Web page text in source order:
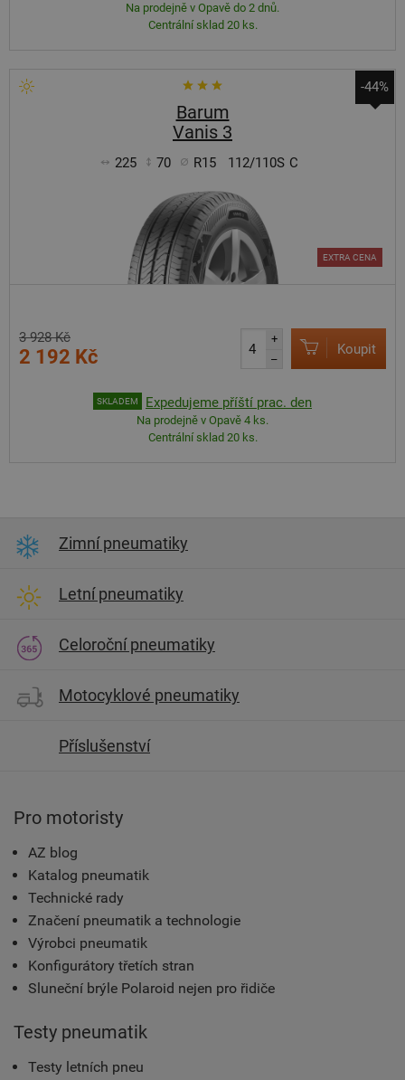
Na prodejně v Opavě do 2 dnů.
Centrální sklad 20 ks.
-44%
Barum
Vanis 3
225 70 R15 112/110S C
EXTRA CENA
3 928 Kč
2 192 Kč
+
–
Koupit
SKLADEM Expedujeme příští prac. den
Na prodejně v Opavě 4 ks.
Centrální sklad 20 ks.
Zimní pneumatiky
Letní pneumatiky
Celoroční pneumatiky
Motocyklové pneumatiky
Příslušenství
Pro motoristy
AZ blog
Katalog pneumatik
Technické rady
Značení pneumatik a technologie
Výrobci pneumatik
Konfigurátory třetích stran
Sluneční brýle Polaroid nejen pro řidiče
Testy pneumatik
Testy letních pneu